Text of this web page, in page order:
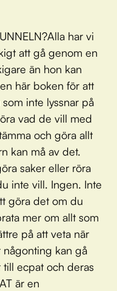
har vi
att gå genom en
än hon kan
här boken för att
inte lyssnar på
vad de vill med
och göra allt
kan må av det.
saker eller röra
inte vill. Ingen. Inte
göra det om du
mer om allt som
på att veta när
någonting kan gå
ecpat och deras
är en